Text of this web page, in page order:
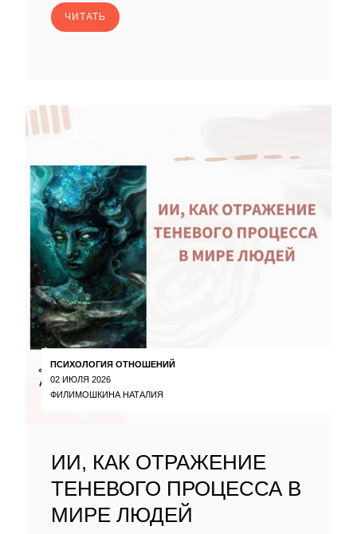
ЧИТАТЬ
ПСИХОЛОГИЯ ОТНОШЕНИЙ
02 ИЮЛЯ 2026
ФИЛИМОШКИНА НАТАЛИЯ
ИИ, КАК ОТРАЖЕНИЕ
ТЕНЕВОГО ПРОЦЕССА В
МИРЕ ЛЮДЕЙ